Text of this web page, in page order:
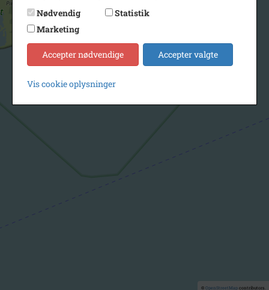
© OpenStreetMapcontributors.
Nødvendig
Statistik
Marketing
Accepter nødvendige Accepter valgte
Vis cookie oplysninger